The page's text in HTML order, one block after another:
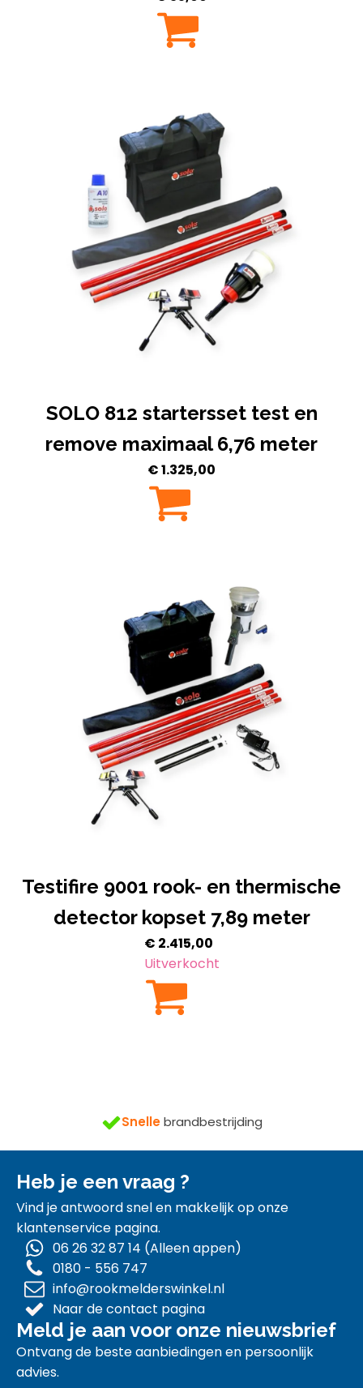
SOLO 812 startersset test en
remove maximaal 6,76 meter
€1.325,00
Testifire 9001 rook- en thermische
detector kopset 7,89 meter
€ 2.415,00
Uitverkocht
Snellebrandbestrijding
Heb je een vraag ?
Vind je antwoord snel en makkelijk op onze
klantenservice pagina.
06 26 32 87 14 (Alleen appen)
0180 - 556 747
info@rookmelderswinkel.nl
Naar de contact pagina
Meld je aan voor onze nieuwsbrief
Ontvang de beste aanbiedingen en persoonlijk
advies.